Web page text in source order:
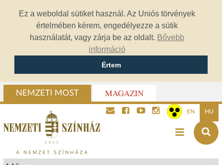
Ez a weboldal sütiket használ. Az Uniós törvények
értelmében kérem, engedélyezze a sütik
használatát, vagy zárja be az oldalt. Bővebb
információ
Értem
NEMZETI MOST MAGAZIN
EN HU